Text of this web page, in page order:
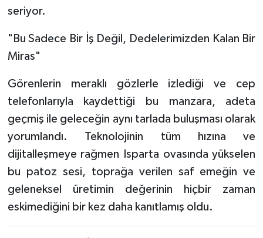
seriyor.
"Bu Sadece Bir İş Değil, Dedelerimizden Kalan Bir
Miras"
Görenlerin meraklı gözlerle izlediği ve cep
telefonlarıyla kaydettiği bu manzara, adeta
geçmiş ile geleceğin aynı tarlada buluşması olarak
yorumlandı. Teknolojinin tüm hızına ve
dijitalleşmeye rağmen Isparta ovasında yükselen
bu patoz sesi, toprağa verilen saf emeğin ve
geleneksel üretimin değerinin hiçbir zaman
eskimediğini bir kez daha kanıtlamış oldu.